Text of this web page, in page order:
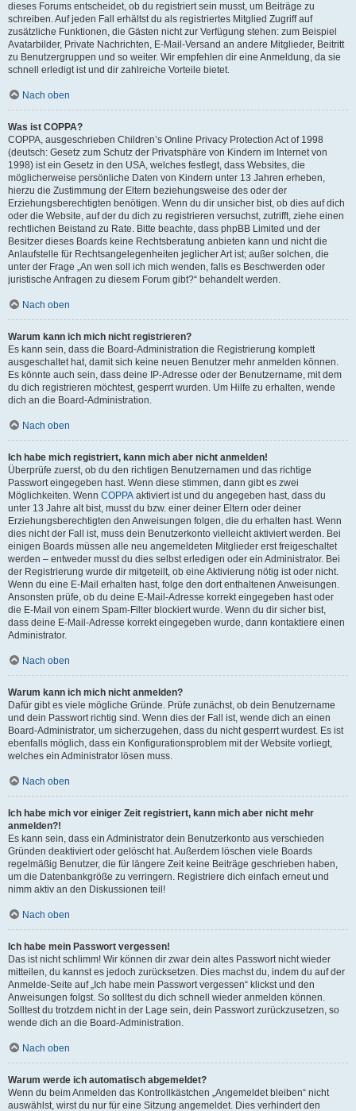
dieses Forums entscheidet, ob du registriert sein musst, um Beiträge zu
schreiben. Auf jeden Fall erhältst du als registriertes Mitglied Zugriff auf
zusätzliche Funktionen, die Gästen nicht zur Verfügung stehen: zum Beispiel
Avatarbilder, Private Nachrichten, E-Mail-Versand an andere Mitglieder, Beitritt
zu Benutzergruppen und so weiter. Wir empfehlen dir eine Anmeldung, da sie
schnell erledigt ist und dir zahlreiche Vorteile bietet.
Nach oben
Was ist COPPA?
COPPA, ausgeschrieben Children’s Online Privacy Protection Act of 1998
(deutsch: Gesetz zum Schutz der Privatsphäre von Kindern im Internet von
1998) ist ein Gesetz in den USA, welches festlegt, dass Websites, die
möglicherweise persönliche Daten von Kindern unter 13 Jahren erheben,
hierzu die Zustimmung der Eltern beziehungsweise des oder der
Erziehungsberechtigten benötigen. Wenn du dir unsicher bist, ob dies auf dich
oder die Website, auf der du dich zu registrieren versuchst, zutrifft, ziehe einen
rechtlichen Beistand zu Rate. Bitte beachte, dass phpBB Limited und der
Besitzer dieses Boards keine Rechtsberatung anbieten kann und nicht die
Anlaufstelle für Rechtsangelegenheiten jeglicher Art ist; außer solchen, die
unter der Frage „An wen soll ich mich wenden, falls es Beschwerden oder
juristische Anfragen zu diesem Forum gibt?“ behandelt werden.
Nach oben
Warum kann ich mich nicht registrieren?
Es kann sein, dass die Board-Administration die Registrierung komplett
ausgeschaltet hat, damit sich keine neuen Benutzer mehr anmelden können.
Es könnte auch sein, dass deine IP-Adresse oder der Benutzername, mit dem
du dich registrieren möchtest, gesperrt wurden. Um Hilfe zu erhalten, wende
dich an die Board-Administration.
Nach oben
Ich habe mich registriert, kann mich aber nicht anmelden!
Überprüfe zuerst, ob du den richtigen Benutzernamen und das richtige
Passwort eingegeben hast. Wenn diese stimmen, dann gibt es zwei
Möglichkeiten. Wenn COPPA aktiviert ist und du angegeben hast, dass du
unter 13 Jahre alt bist, musst du bzw. einer deiner Eltern oder deiner
Erziehungsberechtigten den Anweisungen folgen, die du erhalten hast. Wenn
dies nicht der Fall ist, muss dein Benutzerkonto vielleicht aktiviert werden. Bei
einigen Boards müssen alle neu angemeldeten Mitglieder erst freigeschaltet
werden – entweder musst du dies selbst erledigen oder ein Administrator. Bei
der Registrierung wurde dir mitgeteilt, ob eine Aktivierung nötig ist oder nicht.
Wenn du eine E-Mail erhalten hast, folge den dort enthaltenen Anweisungen.
Ansonsten prüfe, ob du deine E-Mail-Adresse korrekt eingegeben hast oder
die E-Mail von einem Spam-Filter blockiert wurde. Wenn du dir sicher bist,
dass deine E-Mail-Adresse korrekt eingegeben wurde, dann kontaktiere einen
Administrator.
Nach oben
Warum kann ich mich nicht anmelden?
Dafür gibt es viele mögliche Gründe. Prüfe zunächst, ob dein Benutzername
und dein Passwort richtig sind. Wenn dies der Fall ist, wende dich an einen
Board-Administrator, um sicherzugehen, dass du nicht gesperrt wurdest. Es ist
ebenfalls möglich, dass ein Konfigurationsproblem mit der Website vorliegt,
welches ein Administrator lösen muss.
Nach oben
Ich habe mich vor einiger Zeit registriert, kann mich aber nicht mehr
anmelden?!
Es kann sein, dass ein Administrator dein Benutzerkonto aus verschieden
Gründen deaktiviert oder gelöscht hat. Außerdem löschen viele Boards
regelmäßig Benutzer, die für längere Zeit keine Beiträge geschrieben haben,
um die Datenbankgröße zu verringern. Registriere dich einfach erneut und
nimm aktiv an den Diskussionen teil!
Nach oben
Ich habe mein Passwort vergessen!
Das ist nicht schlimm! Wir können dir zwar dein altes Passwort nicht wieder
mitteilen, du kannst es jedoch zurücksetzen. Dies machst du, indem du auf der
Anmelde-Seite auf „Ich habe mein Passwort vergessen“ klickst und den
Anweisungen folgst. So solltest du dich schnell wieder anmelden können.
Solltest du trotzdem nicht in der Lage sein, dein Passwort zurückzusetzen, so
wende dich an die Board-Administration.
Nach oben
Warum werde ich automatisch abgemeldet?
Wenn du beim Anmelden das Kontrollkästchen „Angemeldet bleiben“ nicht
auswählst, wirst du nur für eine Sitzung angemeldet. Dies verhindert den